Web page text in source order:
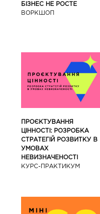
БІЗНЕС НЕ РОСТЕ
ВОРКШОП
ПРОЄКТУВАННЯ
ЦІННОСТІ: РОЗРОБКА
СТРАТЕГІЙ РОЗВИТКУ В
УМОВАХ
НЕВИЗНАЧЕНОСТІ
КУРС-ПРАКТИКУМ